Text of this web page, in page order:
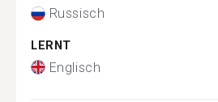
Russisch
LERNT
Englisch